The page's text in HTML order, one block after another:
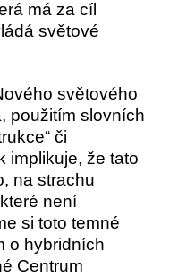
má za cíl
světové
světového
použitím slovních
či
implikuje, že tato
na strachu
není
si toto temné
o hybridních
Centrum